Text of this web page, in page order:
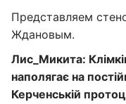
Представляем
Ждановым.
Лис_Микита:
наполягає на
Керченській